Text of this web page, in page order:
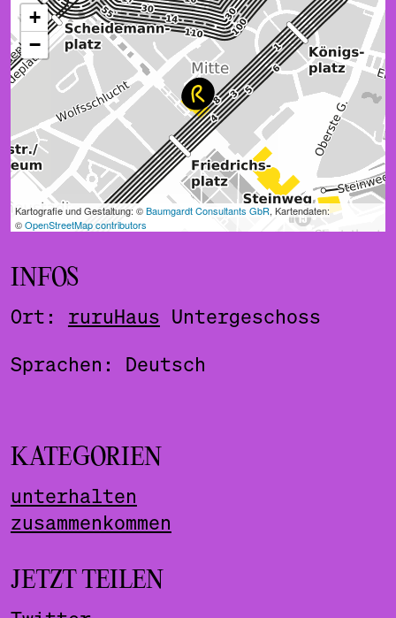
ˇ
INFOS
Ort: ruruHaus Untergeschoss
Sprachen: Deutsch
KATEGORIEN
unterhalten
zusammenkommen
JETZT TEILEN